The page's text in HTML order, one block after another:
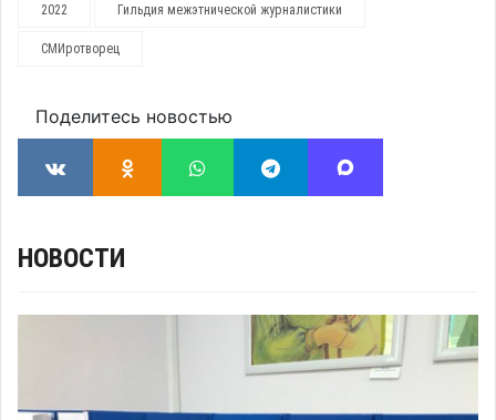
2022 Гильдия межэтнической журналистики
СМИротворец
Поделитесь новостью
НОВОСТИ